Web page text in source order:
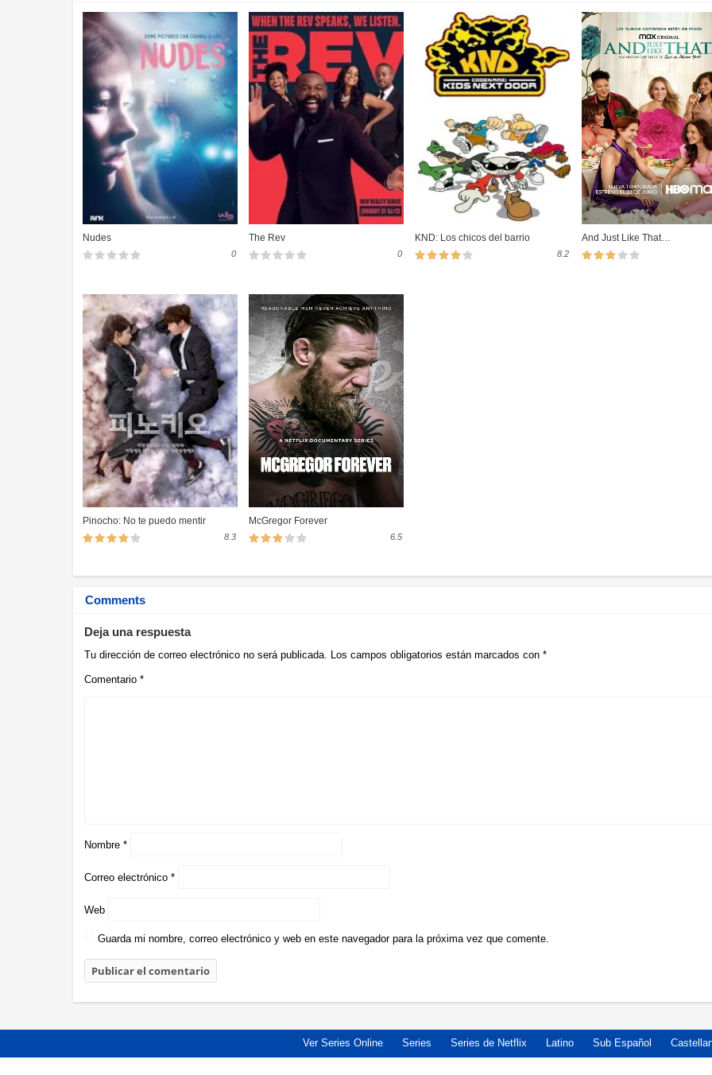
Nudes
0
The Rev
0
KND: Los chicos del barrio
8.2
And Just Like That…
Pinocho: No te puedo mentir
8.3
McGregor Forever
6.5
Comments
Deja una respuesta
Tu dirección de correo electrónico no será publicada. Los campos obligatorios están marcados con *
Comentario *
Nombre *
Correo electrónico *
Web
Guarda mi nombre, correo electrónico y web en este navegador para la próxima vez que comente.
Ver Series Online Series Series de Netflix Latino Sub Español